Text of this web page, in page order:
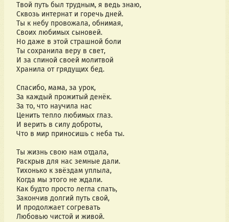
Твой путь был трудным, я ведь знаю,
Сквозь интернат и горечь дней.
Ты к небу провожала, обнимая,
Своих любимых сыновей.
Но даже в этой страшной боли
Ты сохранила веру в свет,
И за спиной своей молитвой
Хранила от грядущих бед.
Спасибо, мама, за урок,
За каждый прожитый денёк.
За то, что научила нас
Ценить тепло любимых глаз.
И верить в силу доброты,
Что в мир приносишь с неба ты.
Ты жизнь свою нам отдала,
Раскрыв для нас земные дали.
Тихонько к звёздам уплыла,
Когда мы этого не ждали.
Как будто просто легла спать,
Закончив долгий путь свой,
И продолжает согревать
Любовью чистой и живой.